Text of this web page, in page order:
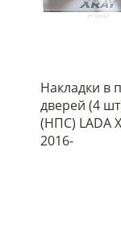
Накладки в
дверей (4
(НПС) LADA
2016-